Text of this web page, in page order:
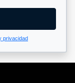
privacidad